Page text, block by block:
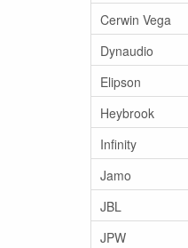
Cerwin Vega
Dynaudio
Elipson
Heybrook
Infinity
Jamo
JBL
JPW